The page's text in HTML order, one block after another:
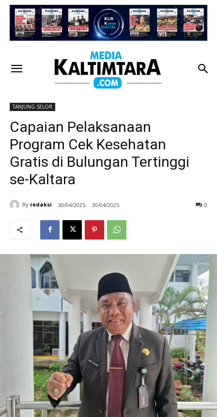
TANJUNG SELOR
Capaian Pelaksanaan
Program Cek Kesehatan
Gratis di Bulungan Tertinggi
se-Kaltara
By redaksi 30/04/2025 30/04/2025 0